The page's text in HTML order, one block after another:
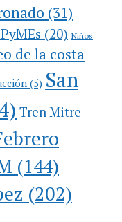
(31)
(20) Niños
de la costa
(5) San
Tren Mitre
(144)
(202)